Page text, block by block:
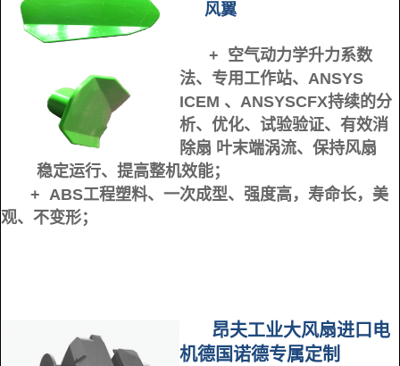
风翼
+ 空气动力学升力系数
法、专用工作站、ANSYS
ICEM 、ANSYSCFX持续的分
析、 优化、试验验证、有效消
除扇 叶末端涡流、保持风扇
稳定运行、提高整机效能；
+ ABS工程塑料、一次成型、强度高，寿命长，美
观、不变形；
昂夫工业大风扇进口电
机德国诺德专属定制